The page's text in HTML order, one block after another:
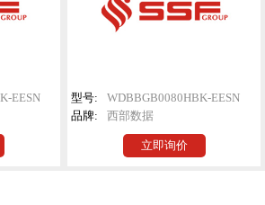
EESN
型号:
WDBBGB0080HBK-EESN
品牌:
西部数据
立即询价